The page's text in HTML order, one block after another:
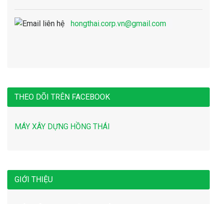
hongthai.corp.vn@gmail.com
THEO DÕI TRÊN FACEBOOK
MÁY XÂY DỰNG HỒNG THÁI
GIỚI THIỆU